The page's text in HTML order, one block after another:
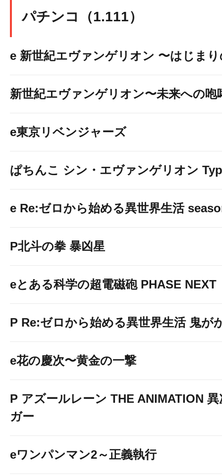
パチンコ（1.111）
e 新世紀エヴァンゲリオン 〜はじま
新世紀エヴァンゲリオン〜未来への咆
e東京リベンジャーズ
ぱちんこ シン・エヴァンゲリオン
e Re:ゼロから始める異世界生活
P北斗の拳 暴凶星
eとある科学の超電磁砲 PHASE NEXT
P Re:ゼロから始める異世界生活 鬼が
e花の慶次〜黄金の一撃
P アズールレーン THE ANIMATION
ガー
eワンパンマン2～正義執行